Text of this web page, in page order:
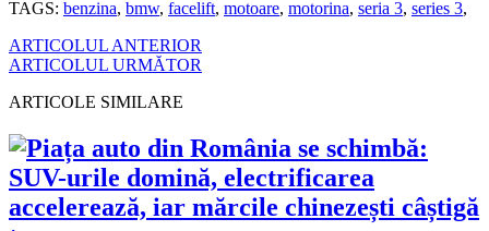
TAGS: benzina, bmw, facelift, motoare, motorina, seria 3, series 3,
ARTICOLUL ANTERIOR
ARTICOLUL URMĂTOR
ARTICOLE SIMILARE